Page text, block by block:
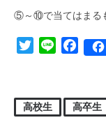
⑤～⑩で当てはまる
TwitterLine
高校生 高卒生